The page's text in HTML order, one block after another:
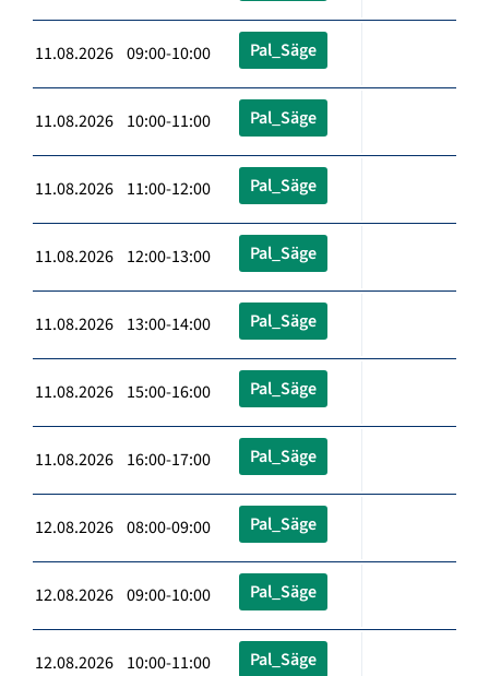
11.08.2026 09:00-10:00 Pal_Säge
11.08.2026 10:00-11:00 Pal_Säge
11.08.2026 11:00-12:00 Pal_Säge
11.08.2026 12:00-13:00 Pal_Säge
11.08.2026 13:00-14:00 Pal_Säge
11.08.2026 15:00-16:00 Pal_Säge
11.08.2026 16:00-17:00 Pal_Säge
12.08.2026 08:00-09:00 Pal_Säge
12.08.2026 09:00-10:00 Pal_Säge
12.08.2026 10:00-11:00 Pal_Säge